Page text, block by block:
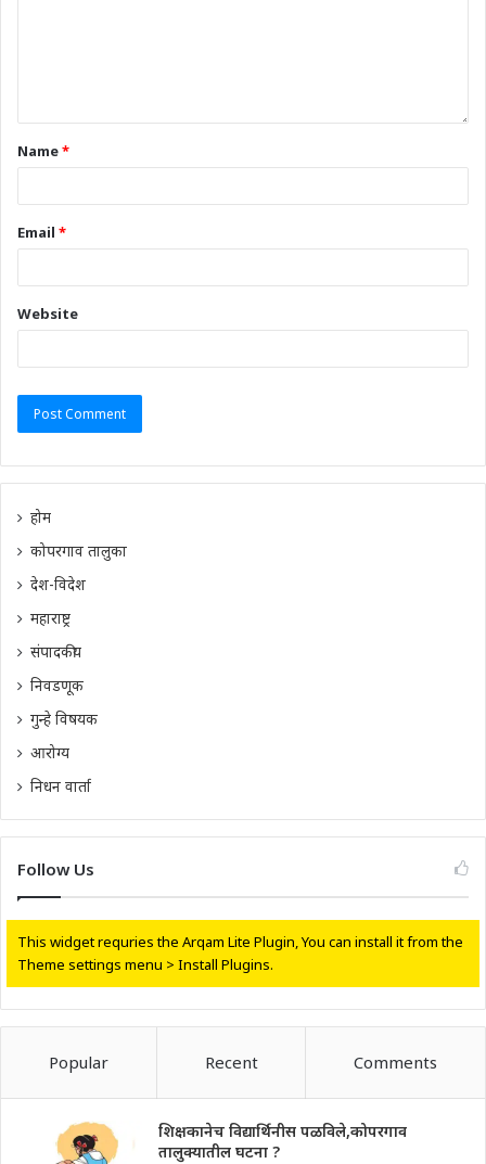
Name*
Email *
Website
होम
कोपरगाव तालुका
देश-विदेश
महाराष्ट्र
संपादकीय
निवडणूक
गुन्हे विषयक
आरोग्य
निधन वार्ता
Follow Us
This widget requries the Arqam Lite Plugin, You can install it from the
Theme settings menu > Install Plugins.
Popular Recent Comments
शिक्षकानेच विद्यार्थिनीस पळविले,कोपरगाव
तालुक्यातील घटना ?